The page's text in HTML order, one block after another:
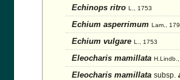
Echinops ritro L., 1753
Echium asperrimum Lam.,
Echium vulgare L., 1753
Eleocharis mamillata
Eleocharis mamillata subsp.